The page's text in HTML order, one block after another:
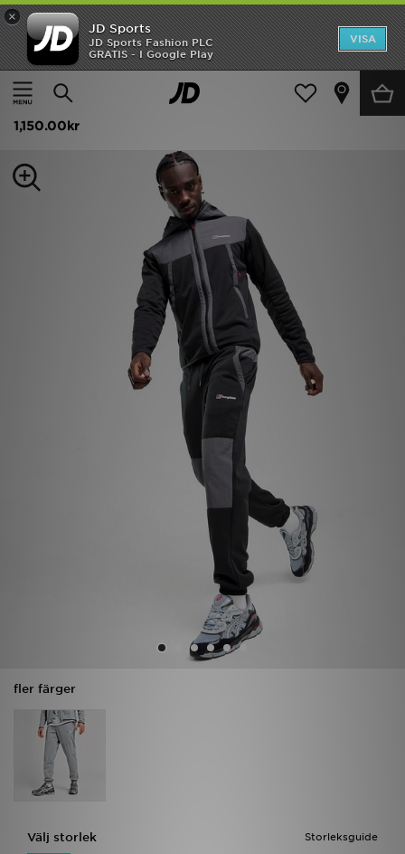
×
JD Sports
JD Sports Fashion PLC
GRATIS - I Google Play
VISA
Hem
Herr Herrkläder Träningsbyxor
Berghaus Reacon 2.0 Joggers
1,150.00kr
fler färger
Storleksguide
Välj storlek
Hem
Rea
Dam